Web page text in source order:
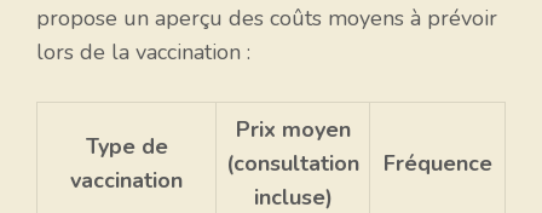
propose un aperçu des coûts moyens à prévoir
lors de la vaccination :
Type de
vaccination
Prix moyen
(consultation
incluse)
Fréquence